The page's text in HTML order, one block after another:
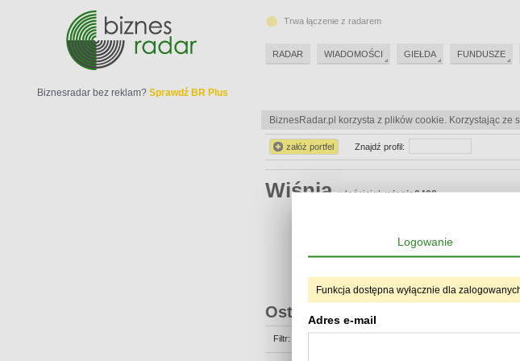
BiznesRadar.pl korzysta z plików cookie. Korzystając
załóż portfel Znajdź profil:
Wiśniawłaściciel:wisnia0408
Ostatnie operacje
Filtr:
Biznesradar bez reklam? Sprawdź BR Plus
Trwa łączenie z radarem
RADAR WIADOMOŚCI GIEŁDA FUNDUSZE
Logowanie
Funkcja dostępna wyłącznie dla
Adres e-mail